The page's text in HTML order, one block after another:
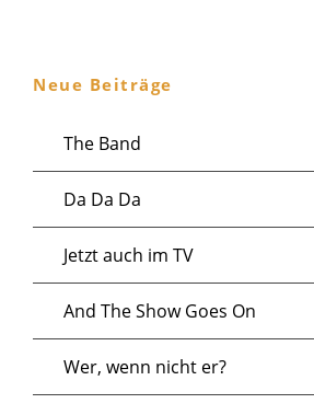
Neue Beiträge
The Band
Da Da Da
Jetzt auch im TV
And The Show Goes On
Wer, wenn nicht er?